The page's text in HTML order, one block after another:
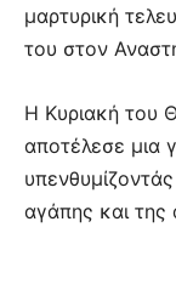
μαρτυρική
του στον
Η Κυριακή του
αποτέλεσε μια
αγάπης και της